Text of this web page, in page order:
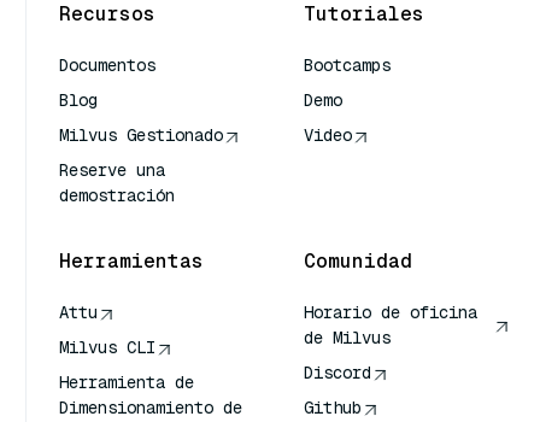
Recursos
Documentos
Blog
Milvus Gestionado
Reserve una
demostración
Tutoriales
Bootcamps
Demo
Video
Herramientas
Attu
Milvus CLI
Herramienta de
Dimensionamiento de
Comunidad
Horario de oficina
de Milvus
Discord
Github